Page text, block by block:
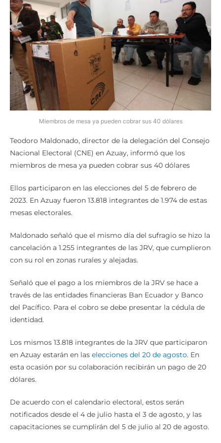
Miembros de mesa ya pueden cobrar sus 40 dólares
Teodoro Maldonado, director de la delegación del Consejo
Nacional Electoral (CNE) en Azuay, informó que los
miembros de mesa ya pueden cobrar sus 40 dólares
Ellos participaron en las elecciones del 5 de febrero de
2023. En Azuay fueron 13.818 integrantes de 1.974 de estas
mesas electorales.
Maldonado señaló que el mismo día del sufragio se hizo la
cancelación a 1.255 integrantes de las JRV, que cumplieron
con su rol en zonas rurales y alejadas.
Señaló que el pago a los miembros de la JRV se hace a
través de las entidades financieras Ban Ecuador y Banco
del Pacífico. Para el cobro se debe presentar la cédula de
identidad.
Los mismos 13.818 integrantes de la JRV que participaron
en Azuay estarán en las elecciones del 20 de agosto. En
esta ocasión por su colaboración recibirán un pago de 20
dólares.
De acuerdo con el calendario electoral, estos serán
notificados desde el 4 de julio hasta el 3 de agosto, y las
capacitaciones se cumplirán del 5 de julio al 20 de agosto.